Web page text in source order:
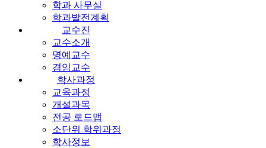
학과 사무실
학과발전계획
교수진
교수소개
명예교수
겸임교수
학사과정
교육과정
개설과목
전공 로드맵
소단위 학위과정
학사정보